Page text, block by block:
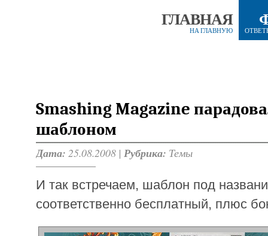
ГЛАВНАЯ
НА ГЛАВНУЮ
Smashing Magazine
шаблоном
Дата: 25.08.2008 | Рубрика: Темы
И так встречаем, шаблон под
соответственно бесплатный, плюс